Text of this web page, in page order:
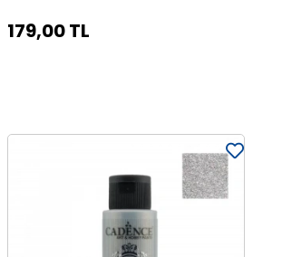
179,00 TL